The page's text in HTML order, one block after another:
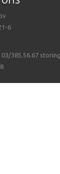
6
03/385.56.67